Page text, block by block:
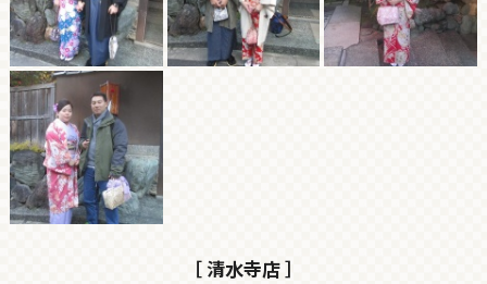
［ 清水寺店 ］